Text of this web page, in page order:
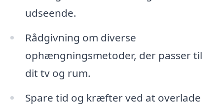
udseende.
Rådgivning om diverse
ophængningsmetoder, der passer til
dit tv og rum.
Spare tid og kræfter ved at overlade